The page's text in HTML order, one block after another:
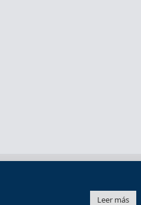
Leer más